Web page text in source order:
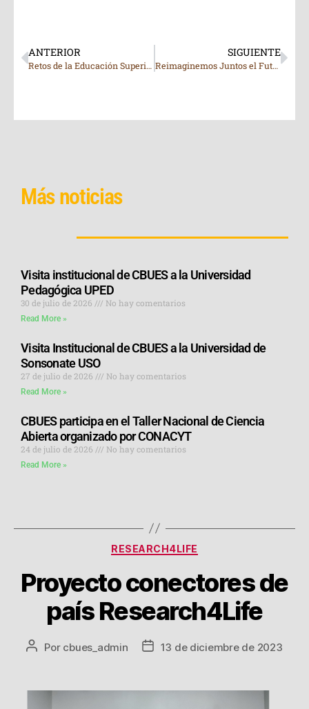
ANTERIOR
Retos de la Educación Superior, Integración Tecnológica e Innovación Educativa
SIGUIENTE
Reimaginemos Juntos el Futuro de las Bibliotecas
Más noticias
Visita institucional de CBUES a la Universidad
Pedagógica UPED
30 de julio de 2026 No hay comentarios
Read More »
Visita Institucional de CBUES a la Universidad de
Sonsonate USO
27 de julio de 2026 No hay comentarios
Read More »
CBUES participa en el Taller Nacional de Ciencia
Abierta organizado por CONACYT
24 de julio de 2026 No hay comentarios
Read More »
RESEARCH4LIFE
Proyecto conectores de
país Research4Life
Por cbues_admin 13 de diciembre de 2023